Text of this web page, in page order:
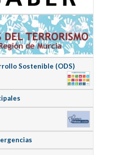
Sostenible (ODS)